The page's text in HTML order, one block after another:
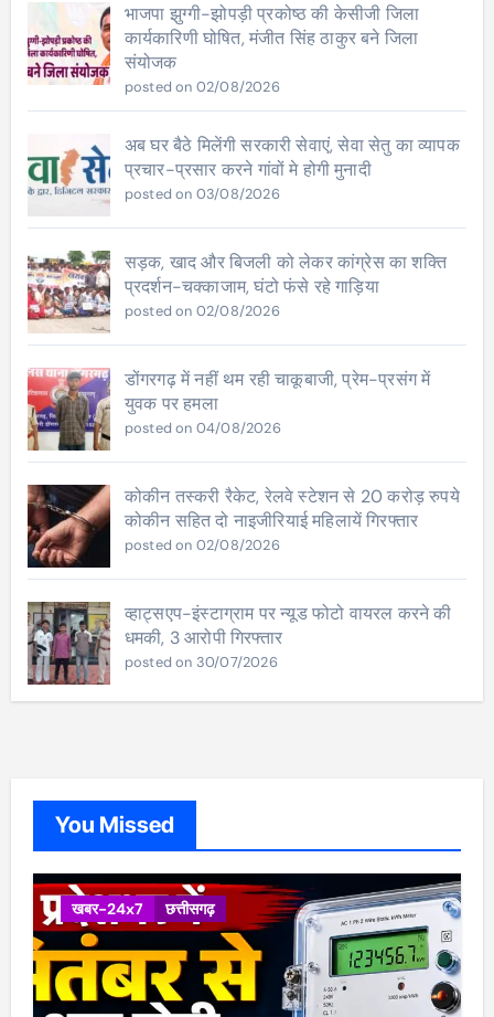
भाजपा झुग्गी-झोपड़ी प्रकोष्ठ की केसीजी जिला
कार्यकारिणी घोषित, मंजीत सिंह ठाकुर बने जिला
संयोजक
posted on 02/08/2026
अब घर बैठे मिलेंगी सरकारी सेवाएं, सेवा सेतु का व्यापक
प्रचार-प्रसार करने गांवों मे होगी मुनादी
posted on 03/08/2026
सड़क, खाद और बिजली को लेकर कांग्रेस का शक्ति
प्रदर्शन-चक्काजाम, घंटो फंसे रहे गाड़िया
posted on 02/08/2026
डोंगरगढ़ में नहीं थम रही चाकूबाजी, प्रेम-प्रसंग में
युवक पर हमला
posted on 04/08/2026
कोकीन तस्करी रैकेट, रेलवे स्टेशन से 20 करोड़ रुपये
कोकीन सहित दो नाइजीरियाई महिलायें गिरफ्तार
posted on 02/08/2026
व्हाट्सएप-इंस्टाग्राम पर न्यूड फोटो वायरल करने की
धमकी, 3 आरोपी गिरफ्तार
posted on 30/07/2026
You Missed
खबर-24x7 छत्तीसगढ़